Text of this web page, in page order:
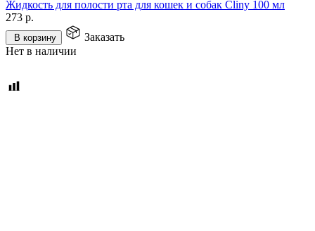
Жидкость для полости рта для кошек и собак Cliny 100 мл
273 р.
В корзину
Заказать
Нет в наличии